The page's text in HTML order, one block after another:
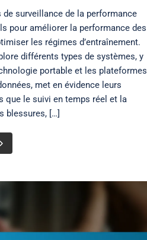
de surveillance de la performance
pour améliorer la performance des
les régimes d’entraînement.
différents types de systèmes, y
portable et les plateformes
met en évidence leurs
que le suivi en temps réel et la
blessures, […]